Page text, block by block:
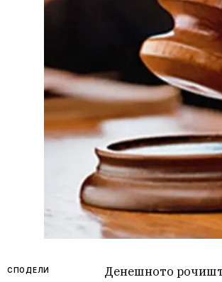
СПОДЕЛИ
Денешното